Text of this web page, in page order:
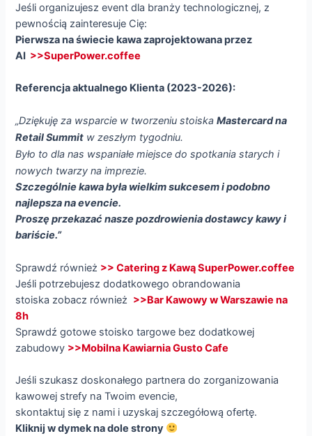
Jeśli organizujesz event dla branży technologicznej, z
pewnością zainteresuje Cię:
Pierwsza na świecie kawa zaprojektowana przez
AI >>SuperPower.coffee
Referencja aktualnego Klienta (2023-2026):
„Dziękuję za wsparcie w tworzeniu stoiskaMastercard na
Retail Summit w zeszłym tygodniu.
Było to dla nas wspaniałe miejsce do spotkania starych i
nowych twarzy na imprezie.
Szczególnie kawa była wielkim sukcesem i podobno
najlepsza na evencie.
Proszę przekazać nasze pozdrowienia dostawcy kawy i
bariście.”
Sprawdź również >> Catering z Kawą SuperPower.coffee
Jeśli potrzebujesz dodatkowego obrandowania
stoiska zobacz również >>Bar Kawowy w Warszawie na
8h
Sprawdź gotowe stoisko targowe bez dodatkowej
zabudowy >>Mobilna Kawiarnia Gusto Cafe
Jeśli szukasz doskonałego partnera do zorganizowania
kawowej strefy na Twoim evencie,
skontaktuj się z nami i uzyskaj szczegółową ofertę.
Kliknij w dymek na dole strony